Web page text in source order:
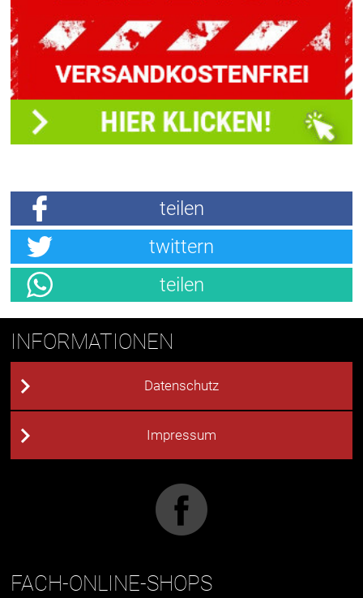
teilen
twittern
teilen
INFORMATIONEN
Datenschutz
Impressum
FACH-ONLINE-SHOPS